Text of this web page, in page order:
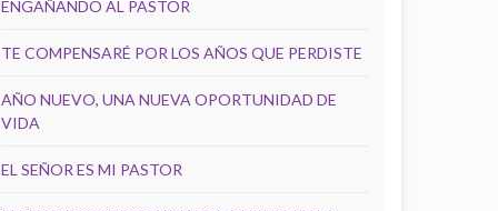
ENGAÑANDO AL PASTOR
TE COMPENSARÉ POR LOS AÑOS QUE PERDISTE
AÑO NUEVO, UNA NUEVA OPORTUNIDAD DE
VIDA
EL SEÑOR ES MI PASTOR